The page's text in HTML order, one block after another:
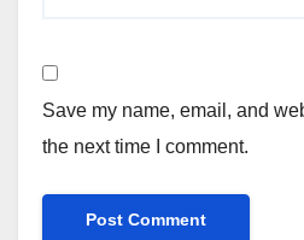
Save my name, email, and
the next time I comment.